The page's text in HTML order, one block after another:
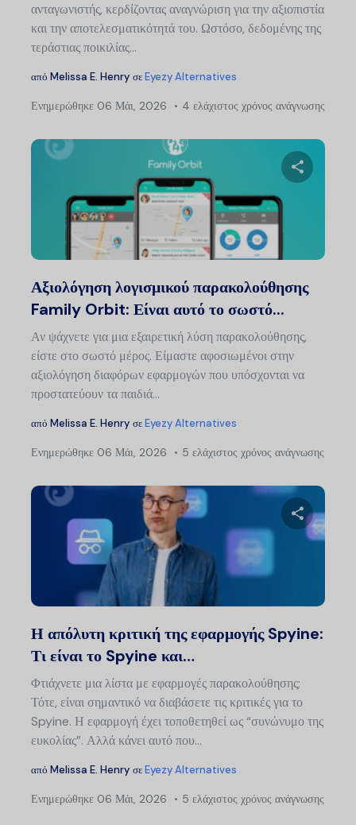
ανταγωνιστής, κερδίζοντας αναγνώριση για την αξιοπιστία
και την αποτελεσματικότητά του. Ωστόσο, δεδομένης της
τεράστιας ποικιλίας...
από Melissa E. Henry σεEyezy Alternatives
Ενημερώθηκε 06 Μάι, 2026 4 ελάχιστος χρόνος ανάγνωσης
Αξιολόγηση λογισμικού παρακολούθησης
Family Orbit: Είναι αυτό το σωστό...
Αν ψάχνετε για μια εξαιρετική λύση παρακολούθησης,
είστε στο σωστό μέρος. Είμαστε αφοσιωμένοι στην
αξιολόγηση διαφόρων εφαρμογών που υπόσχονται να
προστατεύουν τα παιδιά...
από Melissa E. Henry σεEyezy Alternatives
Ενημερώθηκε 06 Μάι, 2026 5 ελάχιστος χρόνος ανάγνωσης
Η απόλυτη κριτική της εφαρμογής Spyine:
Τι είναι το Spyine και…
Φτιάχνετε μια λίστα με εφαρμογές παρακολούθησης;
Τότε, είναι σημαντικό να διαβάσετε τις κριτικές για το
Spyine. Η εφαρμογή έχει τοποθετηθεί ως “συνώνυμο της
ευκολίας”. Αλλά κάνει αυτό που...
από Melissa E. Henry σεEyezy Alternatives
Ενημερώθηκε 06 Μάι, 2026 5 ελάχιστος χρόνος ανάγνωσης